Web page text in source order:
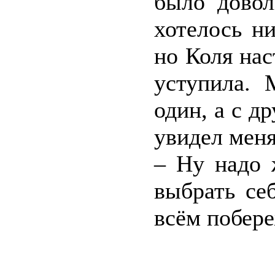
хотелось
но Коля
уступила.
один, а с
увидел
– Ну надо
выбрать
всём